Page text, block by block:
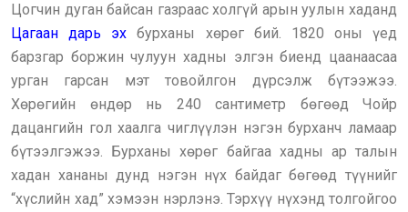
Цогчин дуган байсан газраас холгүй арын уулын хаданд
Цагаан дарь эх бурханы хөрөг бий. 1820 оны үед
барзгар боржин чулуун хадны элгэн биенд цаанаасаа
урган гарсан мэт товойлгон дүрсэлж бүтээжээ.
Хөрөгийн өндөр нь 240 сантиметр бөгөөд Чойр
дацангийн гол хаалга чиглүүлэн нэгэн бурханч ламаар
бүтээлгэжээ. Бурханы хөрөг байгаа хадны ар талын
хадан хананы дунд нэгэн нүх байдаг бөгөөд түүнийг
“хүслийн хад” хэмээн нэрлэнэ. Тэрхүү нүхэнд толгойгоо